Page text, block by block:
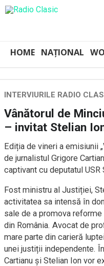
HOME NAȚIONAL
INTERVIURILE RADIO
Vânătorul de
– invitat Stelian
Ediția de vineri a emisiunii
de jurnalistul Grigore
captivant cu deputatul USR
Fost ministru al Justiției,
activitatea sa intensă în
sale de a promova
din România. Avocat de
mare parte din carieră
unei justiții independente.
Cartianu și Stelian Ion vor